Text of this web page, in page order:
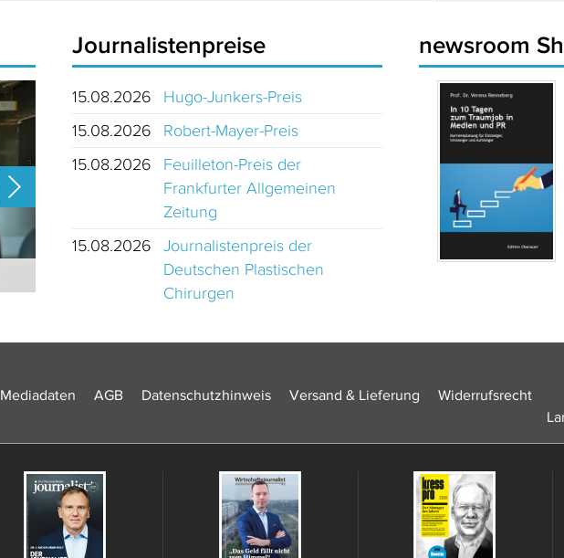
Journalistenpreise
15.08.2026
Hugo-Junkers-Preis
15.08.2026
Robert-Mayer-Preis
15.08.2026
Feuilleton-Preis der
Frankfurter Allgemeinen
Zeitung
15.08.2026
Journalistenpreis der
Deutschen Plastischen
Chirurgen
newsroom
Mediadaten AGB Datenschutzhinweis Versand & Lieferung
Widerrufsrecht